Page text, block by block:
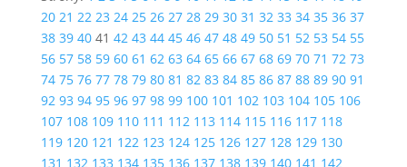
20 21 22 23 24 25 26 27 28 29 30 31 32 33 34 35 36 37
38 39 40 41 42 43 44 45 46 47 48 49 50 51 52 53 54 55
56 57 58 59 60 61 62 63 64 65 66 67 68 69 70 71 72 73
74 75 76 77 78 79 80 81 82 83 84 85 86 87 88 89 90 91
92 93 94 95 96 97 98 99 100 101 102 103 104 105 106
107 108 109 110 111 112 113 114 115 116 117 118
119 120 121 122 123 124 125 126 127 128 129 130
131 132 133 134 135 136 137 138 139 140 141 142